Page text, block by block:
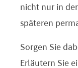
nicht nur in
späteren
Sorgen Sie
Erläutern Sie